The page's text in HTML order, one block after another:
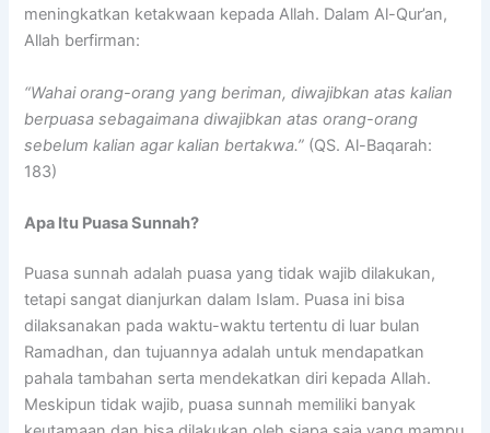
meningkatkan ketakwaan kepada Allah. Dalam Al-Qur’an,
Allah berfirman:
“Wahai orang-orang yang beriman, diwajibkan atas kalian
berpuasa sebagaimana diwajibkan atas orang-orang
sebelum kalian agar kalian bertakwa.” (QS. Al-Baqarah:
183)
Apa Itu Puasa Sunnah?
Puasa sunnah adalah puasa yang tidak wajib dilakukan,
tetapi sangat dianjurkan dalam Islam. Puasa ini bisa
dilaksanakan pada waktu-waktu tertentu di luar bulan
Ramadhan, dan tujuannya adalah untuk mendapatkan
pahala tambahan serta mendekatkan diri kepada Allah.
Meskipun tidak wajib, puasa sunnah memiliki banyak